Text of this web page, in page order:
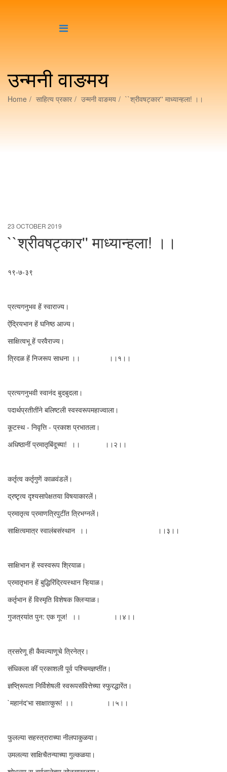
उन्मनी वाङमय
Home साहित्य प्रकार उन्मनी वाङमय ``श्रीवषट्कार'' माध्यान्हला! ।।
23 OCTOBER 2019
``श्रीवषट्कार'' माध्यान्हला! ।।
१९-७-३९
प्रत्यगनुभव हें स्वाराज्य।
ऐंद्रियभान हें घनिष्ठ आज्य।
साक्षित्वभू हें परवैराज्य।
त्रिदळ हें निजरूप साधना ।। ।।१।।
प्रत्यगनुभवी स्वानंद बुदबुदला।
पदार्थप्रतीतींने बलिष्टली स्वस्वरूपमहाज्वाला।
कूटस्थ - निवृत्ति - प्रकाश प्रभातला।
अधिष्ठानीं प्रमातृबिंदूच्या! ।। ।।२।।
कर्तृत्व कर्तृगुणें काळवंडलें।
द्रष्टृत्व दृश्यसापेक्षतया विषयाकारलें।
प्रमातृत्व प्रमाणत्रिपुटींत त्रिभग्नलें।
साक्षित्वमात्र स्वालंबसंस्थान ।। ।।३।।
साक्षिभान हें स्वस्वरूप श्रियाळ।
प्रमातृभान हें बुद्धिरिंद्रियस्थान ऱ्हियाळ।
कर्तृभान हें विस्मृति विशेषक क्लिऱ्याळ।
गुजत्रयांत पुन: एक गूज! ।। ।।४।।
त्रसरेणू ही कैवल्याणूचे त्रिनेत्र।
संधिकला कीं प्रकाशली पूर्व पश्चिमज्ञप्तींत।
ज्ञप्त्रूिपता निर्विशेषली स्वरूपसंवित्तेच्या स्फुरद्धारेंत।
`महानंद'भा साक्षात्कुरू! ।। ।।५।।
फुलल्या सहस्त्राराच्या नीलपाकुळया।
उमलल्या साक्षिचैतन्याच्या गुल्कळया।